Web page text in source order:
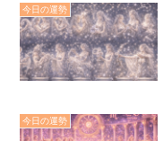
今日の運勢
今日の運勢